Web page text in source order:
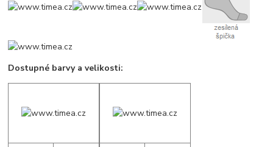
Dostupné barvy a velikosti: